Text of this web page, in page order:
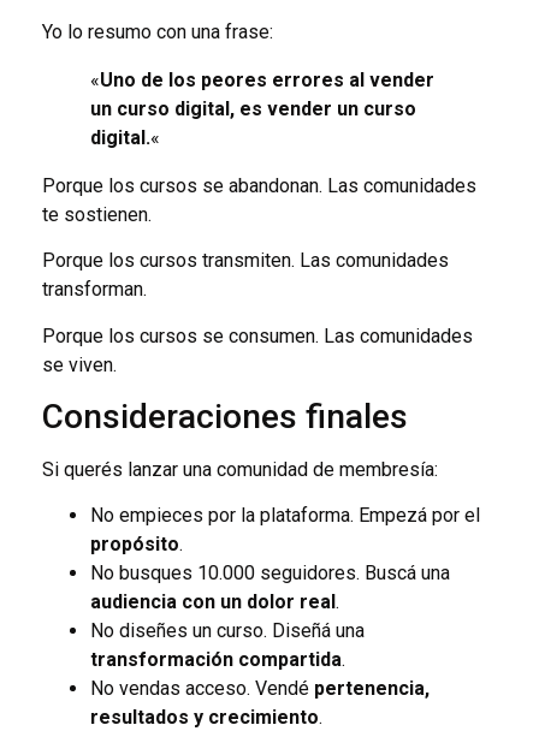
Yo lo resumo con una frase:
«Uno de los peores errores al vender
un curso digital, es vender un curso
digital.«
Porque los cursos se abandonan. Las comunidades
te sostienen.
Porque los cursos transmiten. Las comunidades
transforman.
Porque los cursos se consumen. Las comunidades
se viven.
Consideraciones finales
Si querés lanzar una comunidad de membresía:
No empieces por la plataforma. Empezá por el
propósito.
No busques 10.000 seguidores. Buscá una
audiencia con un dolor real .
No diseñes un curso. Diseñá una
transformación compartida.
No vendas acceso. Vendé pertenencia,
resultados y crecimiento.